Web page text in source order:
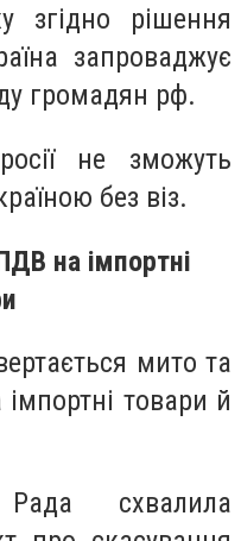
рішення
запроваджує
громадян рф.
не зможуть
без віз.
на імпортні
мито та
товари й
схвалила